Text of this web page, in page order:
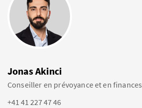
Jonas Akinci
Conseiller en prévoyance et en finances
+41 41 227 47 46